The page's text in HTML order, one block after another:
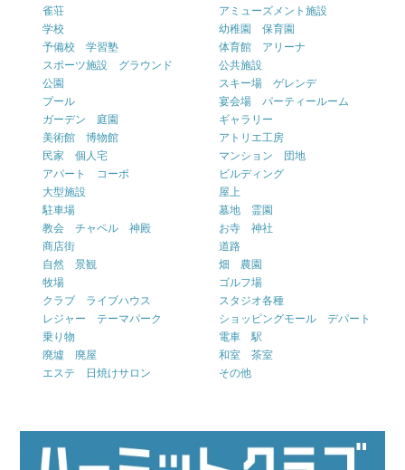
雀荘
アミューズメント施設
学校
幼稚園 保育園
予備校 学習塾
体育館 アリーナ
スポーツ施設 グラウンド
公共施設
公園
スキー場 ゲレンデ
プール
宴会場 パーティールーム
ガーデン 庭園
ギャラリー
美術館 博物館
アトリエ工房
民家 個人宅
マンション 団地
アパート コーポ
ビルディング
大型施設
屋上
駐車場
墓地 霊園
教会 チャペル 神殿
お寺 神社
商店街
道路
自然 景観
畑 農園
牧場
ゴルフ場
クラブ ライブハウス
スタジオ各種
レジャー テーマパーク
ショッピングモール デパート
乗り物
電車 駅
廃墟 廃屋
和室 茶室
エステ 日焼けサロン
その他